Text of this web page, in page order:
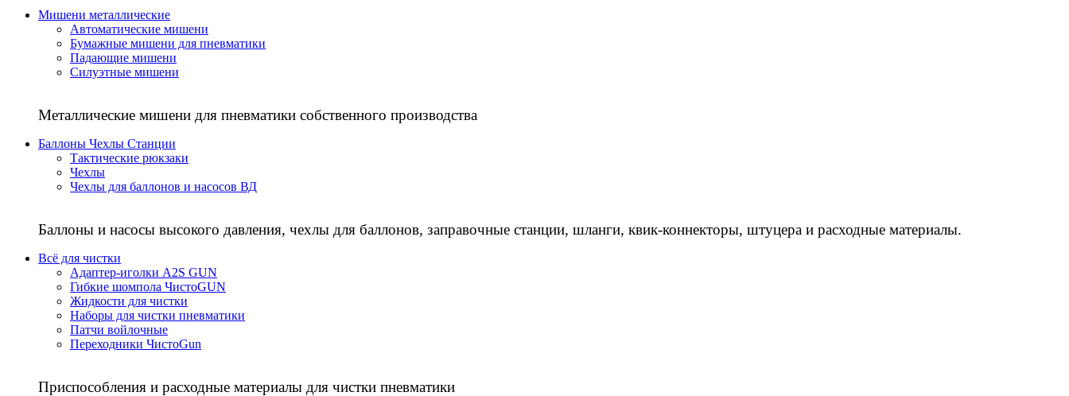
Мишени металлические
Автоматические мишени
Бумажные мишени для пневматики
Падающие мишени
Силуэтные мишени
Металлические мишени для пневматики собственного производства
Баллоны Чехлы Станции
Тактические рюкзаки
Чехлы
Чехлы для баллонов и насосов ВД
Баллоны и насосы высокого давления, чехлы для баллонов, заправочные станции, шланги, квик-коннекторы, штуцера и расходные материалы.
Всё для чистки
Адаптер-иголки A2S GUN
Гибкие шомпола ЧистоGUN
Жидкости для чистки
Наборы для чистки пневматики
Патчи войлочные
Переходники ЧистоGun
Приспособления и расходные материалы для чистки пневматики